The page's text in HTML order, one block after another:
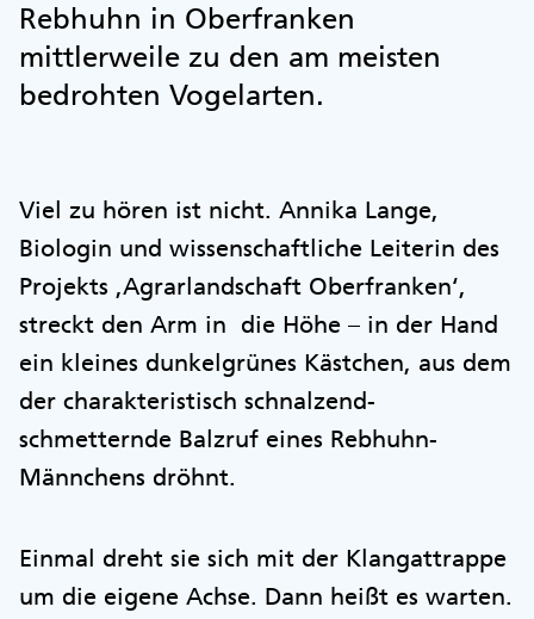
Rebhuhn in Oberfranken
mittlerweile zu den am meisten
bedrohten Vogelarten.
Viel zu hören ist nicht. Annika Lange,
Biologin und wissenschaftliche Leiterin des
Projekts ,Agrarlandschaft Oberfranken‘,
streckt den Arm in die Höhe – in der Hand
ein kleines dunkelgrünes Kästchen, aus dem
der charakteristisch schnalzend-
schmetternde Balzruf eines Rebhuhn-
Männchens dröhnt.
Einmal dreht sie sich mit der Klangattrappe
um die eigene Achse. Dann heißt es warten.